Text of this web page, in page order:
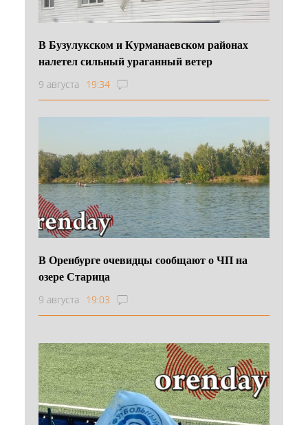
В Бузулукском и Курманаевском районах
налетел сильный ураганный ветер
9 августа 19:34
В Оренбурге очевидцы сообщают о ЧП на
озере Старица
9 августа 19:03